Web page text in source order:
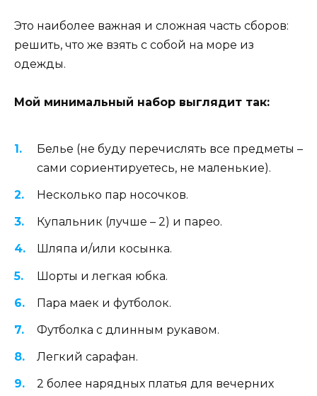
Это наиболее важная и сложная часть сборов:
решить, что же взять с собой на море из
одежды.
Мой минимальный набор выглядит так:
Белье (не буду перечислять все предметы –
сами сориентируетесь, не маленькие).
Несколько пар носочков.
Купальник (лучше – 2) и парео.
Шляпа и/или косынка.
Шорты и легкая юбка.
Пара маек и футболок.
Футболка с длинным рукавом.
Легкий сарафан.
2 более нарядных платья для вечерних